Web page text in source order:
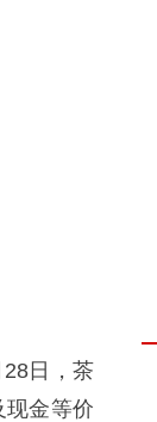
28日，茶
现金等价